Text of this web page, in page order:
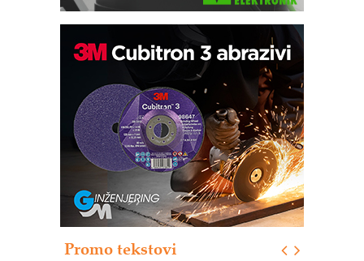
Promo tekstovi
Bezbednost na prvom mestu!
IB BLUMENAUER - više od 40 godina
poverenja u industriji
RMQ-TITAN ADVANCED INDICATOR
– Pametna signalizacija za efikasnije
upravljanje mašinama
Sigurnije ispitivanje transformatora u
solarnim elektranama i vetroparkovima
Pranje točkova na gradilištu- standard
modernog i odgovornog građenja
mrežnog pretvarača sa tečnim